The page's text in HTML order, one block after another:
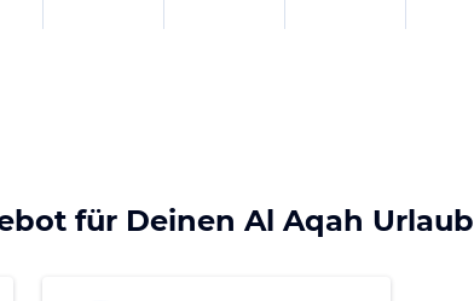
für Deinen Al Aqah Urlaub